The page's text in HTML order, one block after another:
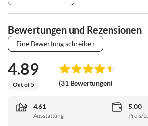
Bewertungen und Rezensionen
Eine Bewertung schreiben
4.89
Out of 5 (31 Bewertungen)
4.61
Ausstattung
5.00
Preis/